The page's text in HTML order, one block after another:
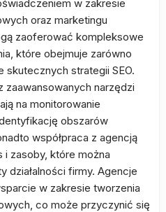
w zakresie
oraz marketingu
zaoferować kompleksowe
które obejmuje zarówno
skutecznych strategii SEO.
narzędzi
na monitorowanie
obszarów
współpraca z agencją
zasoby, które można
działalności firmy. Agencje
w zakresie tworzenia
co może przyczynić się